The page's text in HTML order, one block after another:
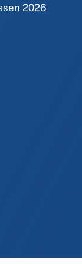
2026